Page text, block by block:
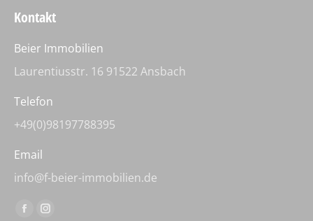
Kontakt
Beier Immobilien
Laurentiusstr. 16 91522 Ansbach
Telefon
+49(0)98197788395
Email
info@f-beier-immobilien.de
Finden Sie uns auf:
FacebookInstagram